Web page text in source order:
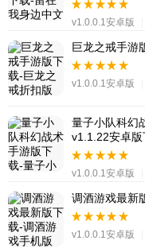
v1.0.0.1安卓版
巨龙之戒手游
v1.0.0.1安卓版
量子小队科幻
v1.1.22安卓版
v1.0.0.1安卓版
调酒游戏最新
v1.0.0.1安卓版